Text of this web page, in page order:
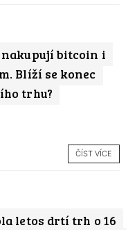
nakupují bitcoin i
Blíží se konec
trhu?
ČÍST VÍCE
letos drtí trh o 16